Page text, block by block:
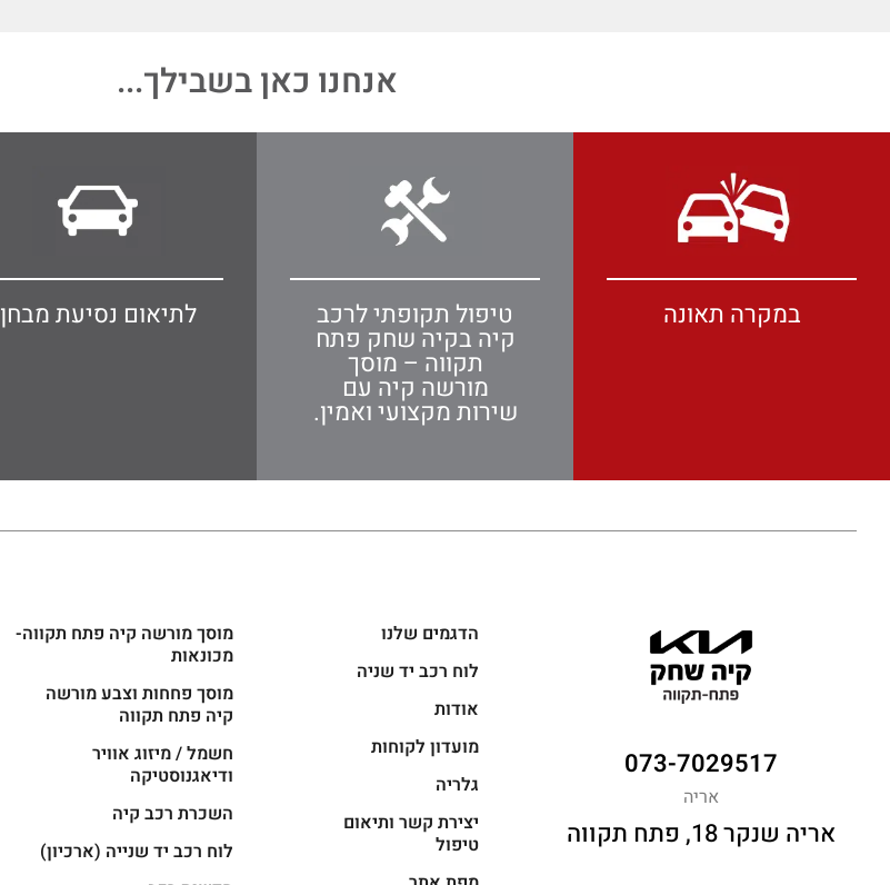
אנחנו כאן בשבילך...
במקרה תאונה טיפול תקופתי לרכב
קיה בקיה שחק פתח
תקווה – מוסך
מורשה קיה עם
שירות מקצועי ואמין.
לתיאום נסיעת מבחן
073-7029517
אריה
אריה שנקר 18, פתח תקווה
הדגמים שלנו
לוח רכב יד שניה
אודות
מועדון לקוחות
גלריה
יצירת קשר ותיאום
טיפול
מוסך מורשה קיה פתח תקווה-
מכונאות
מוסך פחחות וצבע מורשה
קיה פתח תקווה
חשמל / מיזוג אוויר
ודיאגנוסטיקה
השכרת רכב קיה
לוח רכב יד שנייה (ארכיון)